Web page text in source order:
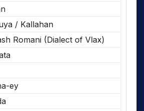
/ Kallahan
Romani (Dialect of Vlax)
ey